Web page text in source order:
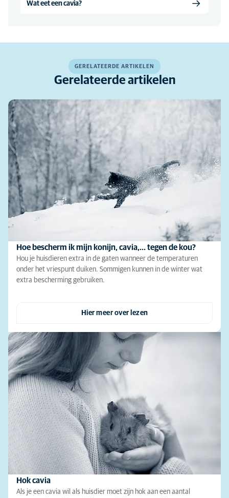
Wat eet een cavia?
GERELATEERDE ARTIKELEN
Gerelateerde artikelen
Hoe bescherm ik mijn konijn, cavia,... tegen de kou?
Hou je huisdieren extra in de gaten wanneer de temperaturen
onder het vriespunt duiken. Sommigen kunnen in de winter wat
extra bescherming gebruiken.
Hier meer over lezen
Hok cavia
Als je een cavia wil als huisdier moet zijn hok aan een aantal